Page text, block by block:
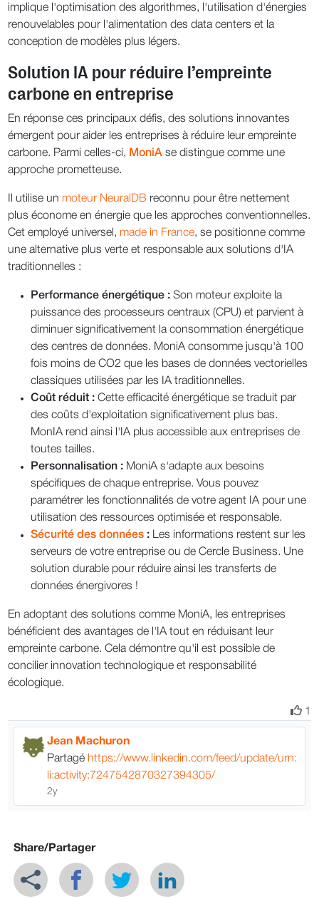
implique l'optimisation des algorithmes, l'utilisation d'énergies
renouvelables pour l'alimentation des data centers et la
conception de modèles plus légers.
Solution IA pour réduire l’empreinte
carbone en entreprise
En réponse ces principaux défis, des solutions innovantes
émergent pour aider les entreprises à réduire leur empreinte
carbone. Parmi celles-ci, MoniA se distingue comme une
approche prometteuse.
Il utilise un moteur NeuralDB reconnu pour être nettement
plus économe en énergie que les approches conventionnelles.
Cet employé universel, made in France, se positionne comme
une alternative plus verte et responsable aux solutions d'IA
traditionnelles :
Performance énergétique : Son moteur exploite la
puissance des processeurs centraux (CPU) et parvient à
diminuer significativement la consommation énergétique
des centres de données. MoniA consomme jusqu'à 100
fois moins de CO2 que les bases de données vectorielles
classiques utilisées par les IA traditionnelles.
Coût réduit : Cette efficacité énergétique se traduit par
des coûts d'exploitation significativement plus bas.
MonIA rend ainsi l'IA plus accessible aux entreprises de
toutes tailles.
Personnalisation : MoniA s'adapte aux besoins
spécifiques de chaque entreprise. Vous pouvez
paramétrer les fonctionnalités de votre agent IA pour une
utilisation des ressources optimisée et responsable.
Sécurité des données : Les informations restent sur les
serveurs de votre entreprise ou de Cercle Business. Une
solution durable pour réduire ainsi les transferts de
données énergivores !
En adoptant des solutions comme MoniA, les entreprises
bénéficient des avantages de l'IA tout en réduisant leur
empreinte carbone. Cela démontre qu'il est possible de
concilier innovation technologique et responsabilité
écologique.
1
Jean Machuron
Partagé https://www.linkedin.com/feed/update/urn:
li:activity:7247542870327394305/
2y
Share/Partager